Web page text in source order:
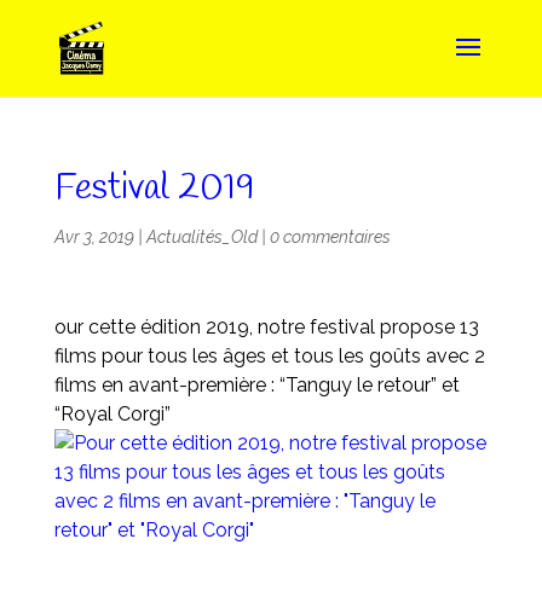
Festival 2019
Avr 3, 2019| Actualités_Old| 0 commentaires
our cette édition 2019, notre festival propose 13
films pour tous les âges et tous les goûts avec 2
films en avant-première : “Tanguy le retour” et
“Royal Corgi”